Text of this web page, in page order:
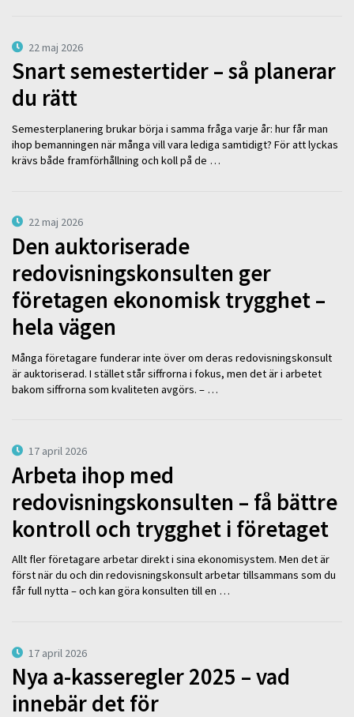
22 maj 2026
Snart semestertider – så planerar
du rätt
Semesterplanering brukar börja i samma fråga varje år: hur får man
ihop bemanningen när många vill vara lediga samtidigt? För att lyckas
krävs både framförhållning och koll på de …
22 maj 2026
Den auktoriserade
redovisningskonsulten ger
företagen ekonomisk trygghet –
hela vägen
Många företagare funderar inte över om deras redovisningskonsult
är auktoriserad. I stället står siffrorna i fokus, men det är i arbetet
bakom siffrorna som kvaliteten avgörs. – …
17 april 2026
Arbeta ihop med
redovisningskonsulten – få bättre
kontroll och trygghet i företaget
Allt fler företagare arbetar direkt i sina ekonomisystem. Men det är
först när du och din redovisningskonsult arbetar tillsammans som du
får full nytta – och kan göra konsulten till en …
17 april 2026
Nya a-kasseregler 2025 – vad
innebär det för